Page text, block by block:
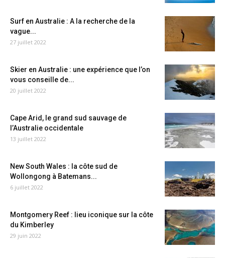
Surf en Australie : A la recherche de la
vague...
27 juillet 2022
Skier en Australie : une expérience que l’on
vous conseille de...
20 juillet 2022
Cape Arid, le grand sud sauvage de
l’Australie occidentale
13 juillet 2022
New South Wales : la côte sud de
Wollongong à Batemans...
6 juillet 2022
Montgomery Reef : lieu iconique sur la côte
du Kimberley
29 juin 2022